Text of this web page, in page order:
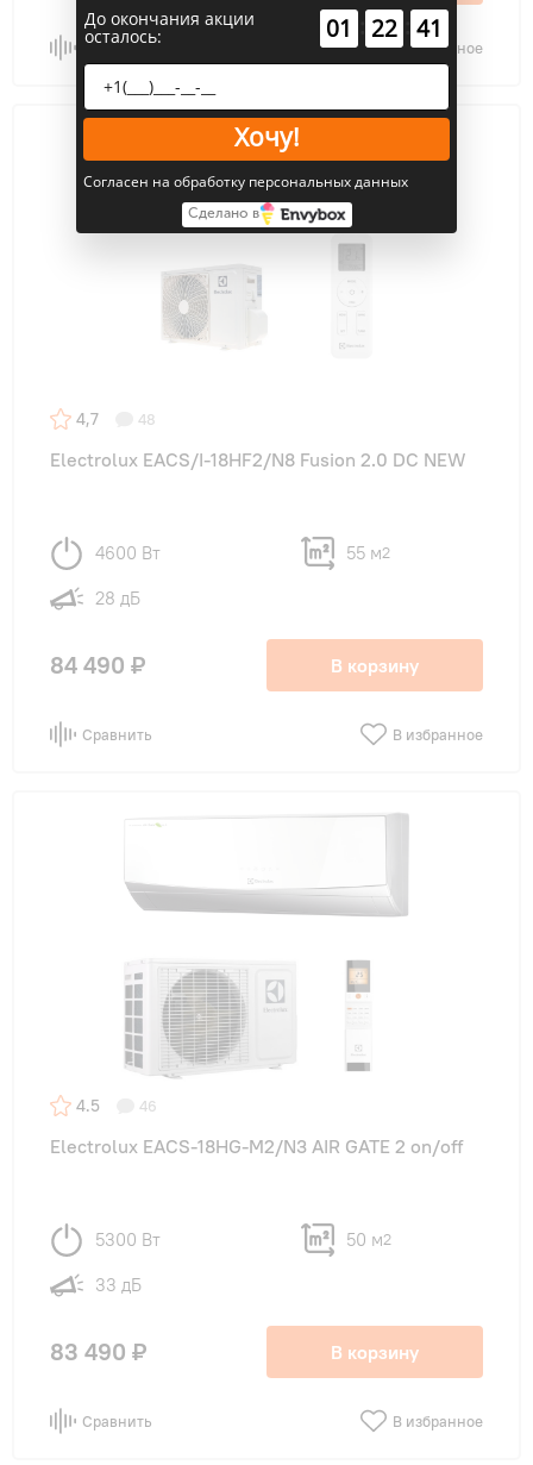
Сравнить В избранное
4,7 48
Electrolux EACS/I-18HF2/N8 Fusion 2.0 DC NEW
4600 Вт 55 м2
28 дБ
84 490 ₽ В корзину
Сравнить В избранное
4.5 46
Electrolux EACS-18HG-M2/N3 AIR GATE 2 on/off
5300 Вт 50 м2
33 дБ
83 490 ₽ В корзину
Сравнить В избранное
До окончания акции
осталось: 01 22 40
Хочу!
Согласен на обработку персональных данных
Сделано в